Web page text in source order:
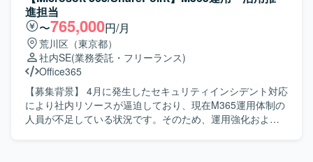
合試験、本番切替、運用引継ぎに関する推進、既存設計書
やパラメータシート、移行/切替資料、試験仕様書の内容把
握および課題整理を行っていただきます。Entra ID、Entra
Connect、既存AD連携、認証/SSO関連の構築/試験/切替課
題整理や、Exchange Online、メール配送、移行、メールセ
キュリティ連携に関する構築/試験/切替課題整理、Teams、
SharePoint Online、OneDrive等のコラボレーション領域の
構築/試験/運用引継ぎ課題整理もお任せします。HENNGE、
LDAP Manager、AddressLook Online等の関連システムと
進担当
〜765,000円/月
荒川区（東京都）
社内SE(業務委託・フリーランス)
Office365
【募集背景】 4月に発生したセキュリティインシデント対応
により社内リソースが逼迫しており、現在M365運用体制の
人員が不足している状況です。そのため、運用強化および